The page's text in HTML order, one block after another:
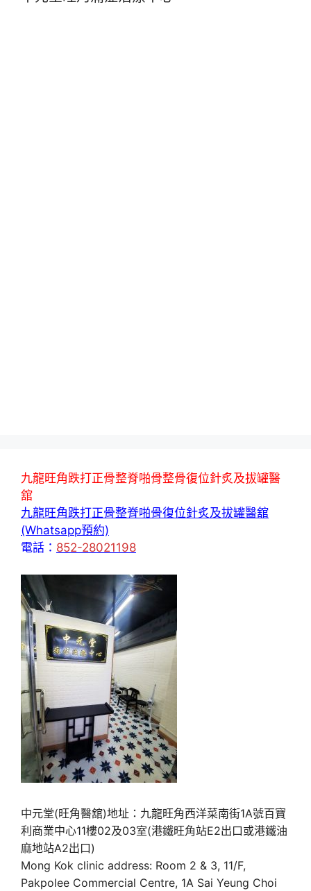
九龍旺角跌打正骨整脊啪骨整骨復位針炙及拔罐醫
舘
九龍旺角跌打正骨整脊啪骨復位針炙及拔罐醫舘
(Whatsapp預約)
電話： 852-28021198
中元堂(旺角醫舘)地址：九龍旺角西洋菜南街1A號百寶
利商業中心11樓02及03室(港鐵旺角站E2出口或港鐵油
麻地站A2出口)
Mong Kok clinic address: Room 2 & 3, 11/F,
Pakpolee Commercial Centre, 1A Sai Yeung Choi